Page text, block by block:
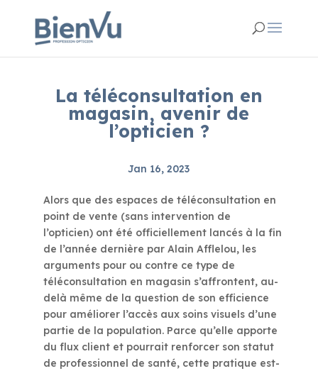
La téléconsultation en
magasin, avenir de
l’opticien ?
Jan 16, 2023
Alors que des espaces de téléconsultation en
point de vente (sans intervention de
l’opticien) ont été officiellement lancés à la fin
de l’année dernière par Alain Afflelou, les
arguments pour ou contre ce type de
téléconsultation en magasin s’affrontent, au-
delà même de la question de son efficience
pour améliorer l’accès aux soins visuels d’une
partie de la population. Parce qu’elle apporte
du flux client et pourrait renforcer son statut
de professionnel de santé, cette pratique est-